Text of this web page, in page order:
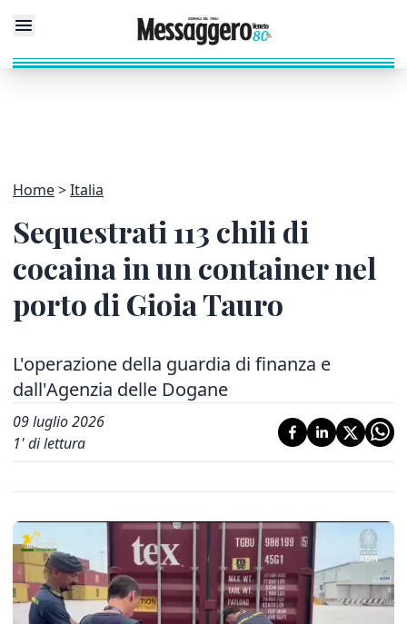
Home Italia
Sequestrati 113 chili di
cocaina in un container nel
porto di Gioia Tauro
L'operazione della guardia di finanza e
dall'Agenzia delle Dogane
09 luglio 2026
1' di lettura